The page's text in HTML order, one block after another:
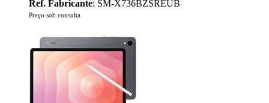
Ref. Fabricante: SM-X736BZSREUB
Preço sob consulta